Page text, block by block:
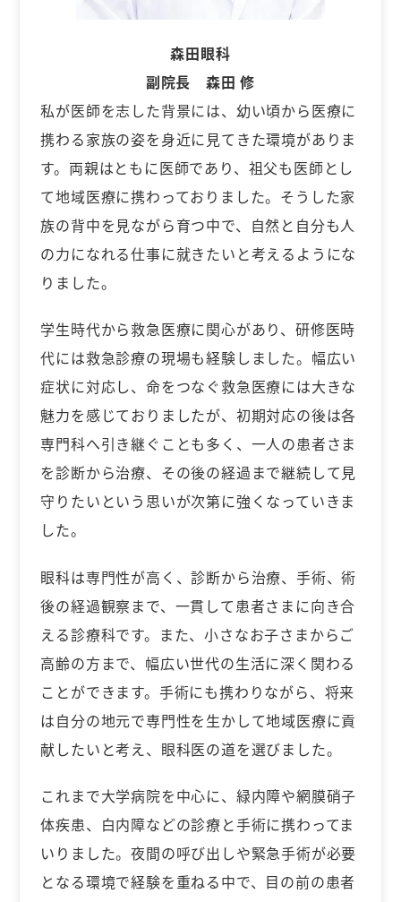
森田眼科
副院長 森田 修
私が医師を志した背景には、幼い頃から医療に
携わる家族の姿を身近に見てきた環境がありま
す。両親はともに医師であり、祖父も医師とし
て地域医療に携わっておりました。そうした家
族の背中を見ながら育つ中で、自然と自分も人
の力になれる仕事に就きたいと考えるようにな
りました。
学生時代から救急医療に関心があり、研修医時
代には救急診療の現場も経験しました。幅広い
症状に対応し、命をつなぐ救急医療には大きな
魅力を感じておりましたが、初期対応の後は各
専門科へ引き継ぐことも多く、一人の患者さま
を診断から治療、その後の経過まで継続して見
守りたいという思いが次第に強くなっていきま
した。
眼科は専門性が高く、診断から治療、手術、術
後の経過観察まで、一貫して患者さまに向き合
える診療科です。また、小さなお子さまからご
高齢の方まで、幅広い世代の生活に深く関わる
ことができます。手術にも携わりながら、将来
は自分の地元で専門性を生かして地域医療に貢
献したいと考え、眼科医の道を選びました。
これまで大学病院を中心に、緑内障や網膜硝子
体疾患、白内障などの診療と手術に携わってま
いりました。夜間の呼び出しや緊急手術が必要
となる環境で経験を重ねる中で、目の前の患者